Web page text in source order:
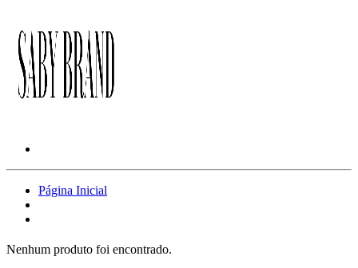
Página Inicial
Nenhum produto foi encontrado.